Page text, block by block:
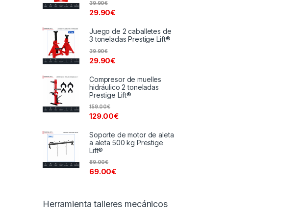
29.90€
39.90€
Juego de 2 caballetes de
3 toneladas Prestige Lift®
29.90€
39.90€
Compresor de muelles
hidráulico 2 toneladas
Prestige Lift®
129.00€
159.00€
Soporte de motor de aleta
a aleta 500 kg Prestige
Lift®
69.00€
89.00€
Herramienta talleres mecánicos